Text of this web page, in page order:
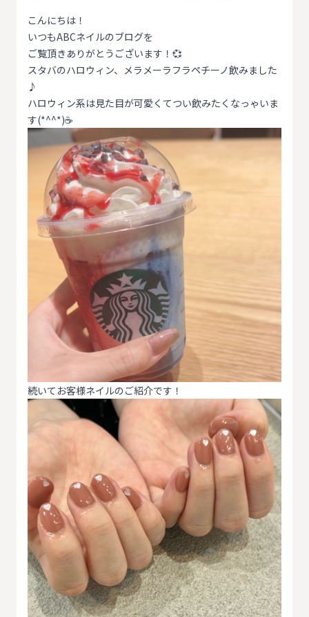
こんにちは！
いつもABCネイルのブログを
ご覧頂きありがとうございます！💞
スタバのハロウィン、メラメーラフラペチーノ飲みました
♪
ハロウィン系は見た目が可愛くてつい飲みたくなっゃいま
す(*^^*)☕
続いてお客様ネイルのご紹介です！